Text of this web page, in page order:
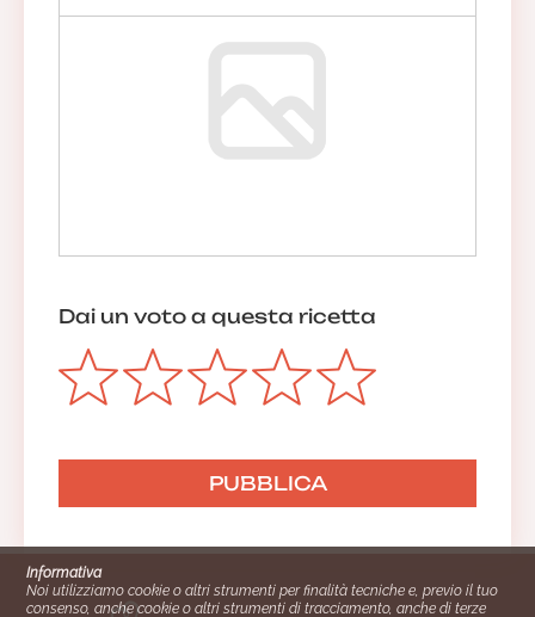
Dai un voto a questa ricetta
Informativa
Noi utilizziamo cookie o altri strumenti per finalità tecniche e, previo il tuo
consenso, anche cookie o altri strumenti di tracciamento, anche di terze